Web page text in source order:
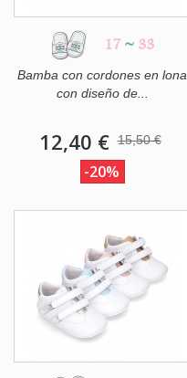
17 ~ 33
Bamba con cordones en lona
con diseño de...
12,40 € 15,50 €
-20%